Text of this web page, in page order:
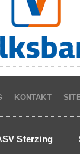
KONTAKT
Sterzing